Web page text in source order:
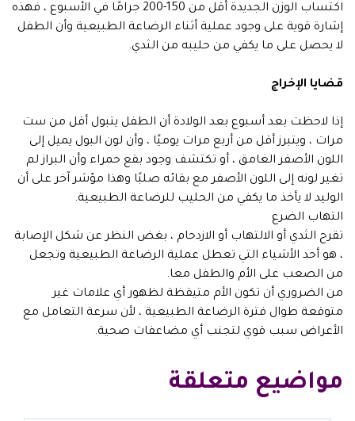
اكتساب الوزن الجديدة أقل من 150-200 جرامًا في الأسبوع ، فهذه
إشارة قوية على وجود عملية أثناء الرضاعة الطبيعية وأن الطفل
لا يحصل على ما يكفي من حليبه من الثدي.
قضايا الإخراج
إذا لاحظت بعد أسبوع بعد الولادة أن الطفل يتبول أقل من ست
مرات ، ويتبرز أقل من أربع مرات يوميًا ، وأن لون البول يميل إلى
اللون الأصفر الغامق ، أو تكتشف وجود بقع حمراء وأن البراز لم
تغير لونه إلى اللون الأصفر مع بقائه صلبًا وهذا مؤشر آخر على أن
الوليد لا يأخذ ما يكفي من الحليب للرضاعة الطبيعية.
التهاب الضرع
تقرح الثدي أو الالتهاب أو الازدحام ، بغض النظر عن شكل الإصابة
، هو أحد الأشياء التي تعطل عملية الرضاعة الطبيعية وتجعل
من الصعب على الأم والطفل معا.
من الضروري أن تكون الأم متيقظة لظهور أي علامات غير
متوقعة طوال فترة الرضاعة الطبيعية ، لأن سرعة التعامل مع
الأعراض سبب قوي لتجنب أي مضاعفات صحية.
مواضيع متعلقة